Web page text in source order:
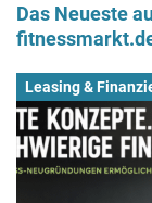
Das Neueste
Leasing &